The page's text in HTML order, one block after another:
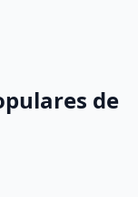
de